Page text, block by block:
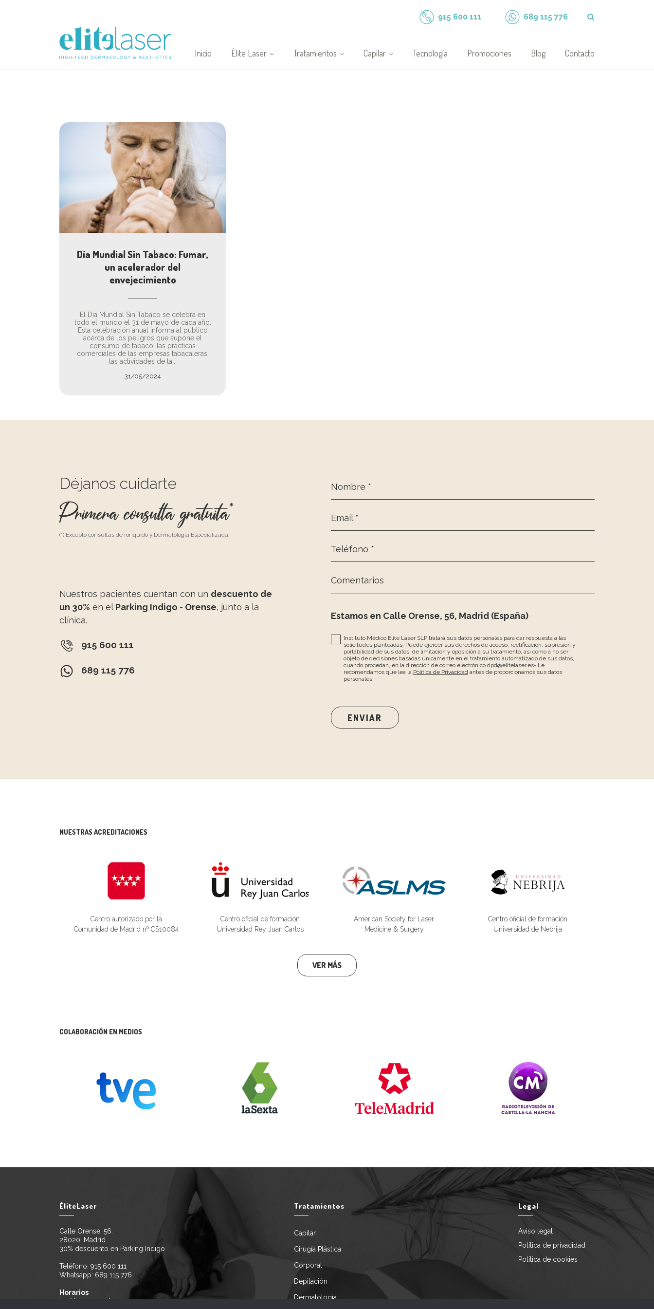
915 600 111 689 115 776
Inicio Élite Laser Tratamientos Capilar Tecnología Promociones Blog Contacto
Día Mundial Sin Tabaco: Fumar,
un acelerador del
envejecimiento
El Día Mundial Sin Tabaco se celebra en
todo el mundo el 31 de mayo de cada año.
Esta celebración anual informa al público
acerca de los peligros que supone el
consumo de tabaco, las prácticas
comerciales de las empresas tabacaleras,
las actividades de la...
31/05/2024
Déjanos cuidarte
Primera consulta gratuita*
(*) Excepto consultas de ronquido y Dermatología Especializada.
Nuestros pacientes cuentan con un descuento de
un 30% en el Parking Indigo - Orense, junto a la
clínica.
915 600 111
689 115 776
Nombre *
Email *
Teléfono *
Comentarios
Estamos en Calle Orense, 56, Madrid (España)
Instituto Médico Elite Laser SLP tratará sus datos personales para dar respuesta a las
solicitudes planteadas. Puede ejercer sus derechos de acceso, rectificación, supresión y
portabilidad de sus datos, de limitación y oposición a su tratamiento, así como a no ser
objeto de decisiones basadas únicamente en el tratamiento automatizado de sus datos,
cuando procedan, en la dirección de correo electrónico dpd@elitelaser.es- Le
recomendamos que lea la Política de Privacidadantes de proporcionarnos sus datos
personales.
NUESTRAS ACREDITACIONES
Centro autorizado por la
Comunidad de Madrid nº CS10084
Centro oficial de formación
Universidad Rey Juan Carlos
American Society for Laser
Medicine & Surgery
Centro oficial de formación
Universidad de Nebrija
VER MÁS
COLABORACIÓN EN MEDIOS
ÉliteLaser
Calle Orense, 56.
28020, Madrid.
30% descuento en Parking Indigo
Teléfono: 915 600 111
Whatsapp: 689 115 776
Horarios
L a V de 10 a 21h
Tratamientos
Capilar
Cirugía Plástica
Corporal
Depilación
Dermatología
Legal
Aviso legal
Política de privacidad
Política de cookies